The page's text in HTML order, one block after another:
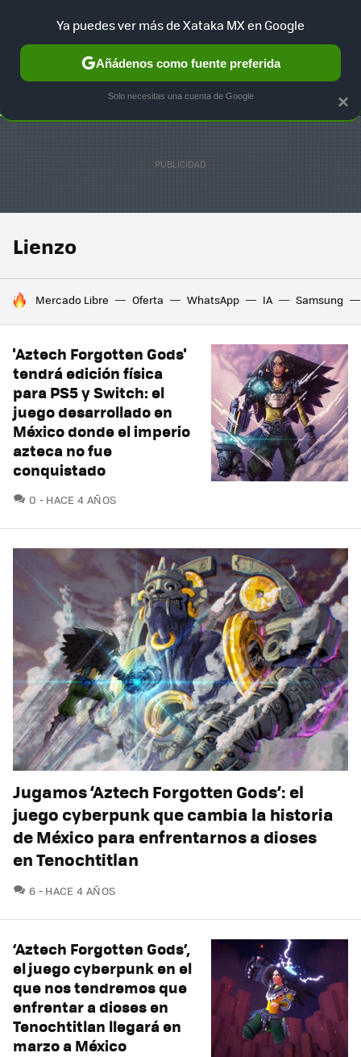
SELECCIÓN GAMING HOME AUTO TERRITORIO
Lienzo
HOY SE HABLA DE
Mercado Libre Oferta WhatsApp IA Samsung
'Aztech Forgotten Gods'
tendrá edición física
para PS5 y Switch: el
juego desarrollado en
México donde el imperio
azteca no fue
conquistado
0 COMENTARIOS
HACE 4 AÑOS
Jugamos ‘Aztech Forgotten Gods’: el
juego cyberpunk que cambia la historia
de México para enfrentarnos a dioses
en Tenochtitlan
6 COMENTARIOS
HACE 4 AÑOS
‘Aztech Forgotten Gods’,
el juego cyberpunk en el
que nos tendremos que
enfrentar a dioses en
Tenochtitlan llegará en
marzo a México
×
Ya puedes ver más de Xataka MX en Google
Añádenos como fuente preferida
Solo necesitas una cuenta de Google